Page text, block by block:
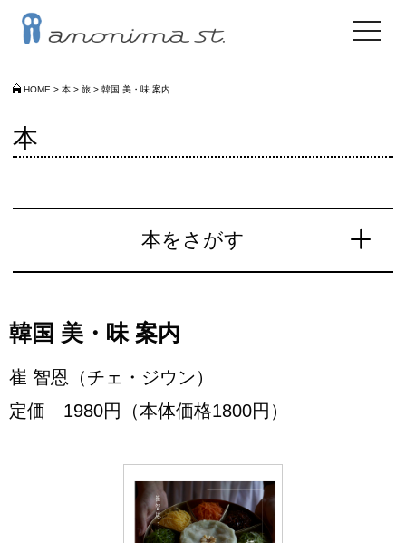
HOME > 本 > 旅 > 韓国 美・味 案内
toggle
本
本をさがす
韓国 美・味 案内
崔 智恩（チェ・ジウン）
定価 1980円（本体価格1800円）